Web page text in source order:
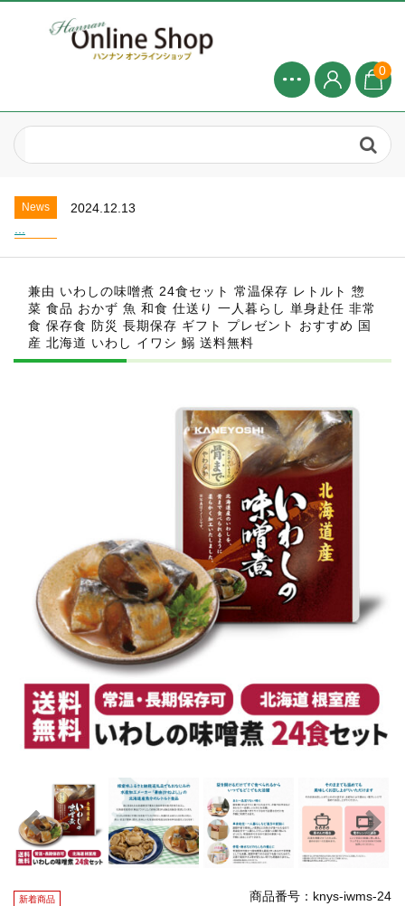
0
2025年 8月お盆休みについて...
News
2025.4.20
News
2024.12.13
News
2025.4.20
お盆休業のお知らせ...
News
2024.12.13
...
兼由 いわしの味噌煮 24食セット 常温保存 レトルト 惣
菜 食品 おかず 魚 和食 仕送り 一人暮らし 単身赴任 非常
食 保存食 防災 長期保存 ギフト プレゼント おすすめ 国
産 北海道 いわし イワシ 鰯 送料無料
新着商品 商品番号：knys-iwms-24